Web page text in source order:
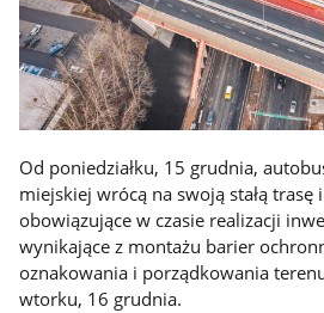
Od poniedziałku, 15 grudnia,
miejskiej wrócą na swoją stałą trasę
obowiązujące w czasie realizacji
wynikające z montażu barier
oznakowania i porządkowania
wtorku, 16 grudnia.